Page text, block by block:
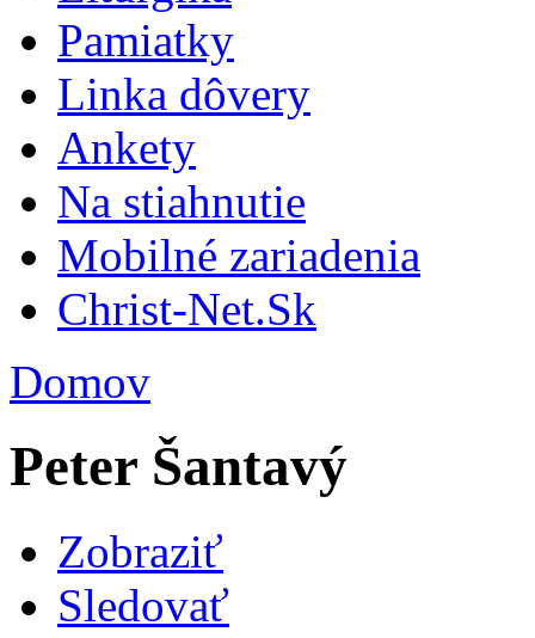
Pamiatky
Linka dôvery
Ankety
Na stiahnutie
Mobilné zariadenia
Christ-Net.Sk
Domov
Peter Šantavý
Zobraziť
Sledovať